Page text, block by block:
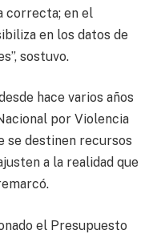
correcta; en el
en los datos de
sostuvo.
hace varios años
por Violencia
se destinen recursos
a la realidad que
el Presupuesto